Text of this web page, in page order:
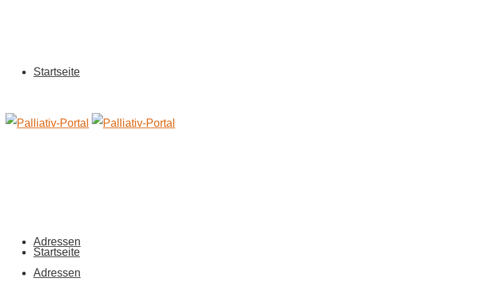
Startseite
Adressen
Startseite
Adressen